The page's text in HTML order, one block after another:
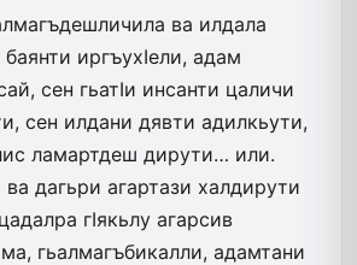
ва илдала
иргъухIели, адам
сен гьатIи инсанти цаличи
сен илдани дявти адилкьути,
ламартдеш дирути… или.
дагьри агартази халдирути
гIякьлу агарсив
гьалмагъбикалли, адамтани